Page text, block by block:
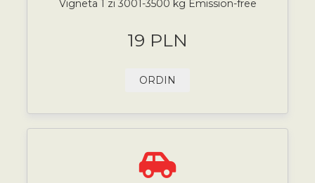
Vigneta 1 zi 3001-3500 kg Emission-free
19 PLN
ORDIN